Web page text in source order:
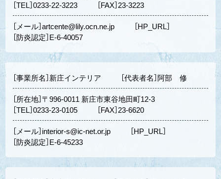
［TEL］0233-22-3223
［FAX］23-3223
［メール］artcente@lily.ocn.ne.jp
［HP_URL］
［防炎認定］E-6-40057
［事業所名］新庄インテリア ［代表者名］阿部 修
［所在地］〒996-0011 新庄市東谷地田町12-3
［TEL］0233-23-0105
［FAX］23-6620
［メール］interior-s@ic-net.or.jp
［HP_URL］
［防炎認定］E-6-45233